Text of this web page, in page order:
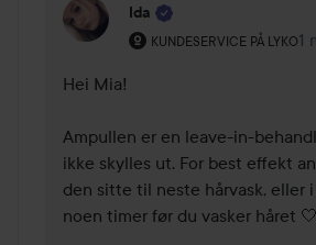
Ida
KUNDESERVICE PÅ LYKO
Brukerens rolle: 1
Hei Mia!
Ampullen er en leave-in-
ikke skylles ut. For best effekt
den sitte til neste hårvask, eller
noen timer før du vasker håret 🤍